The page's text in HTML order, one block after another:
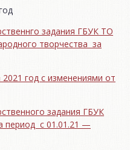
задания ГБУК ТО
творчества за
год с изменениями от
задания ГБУК
период с 01.01.21 —